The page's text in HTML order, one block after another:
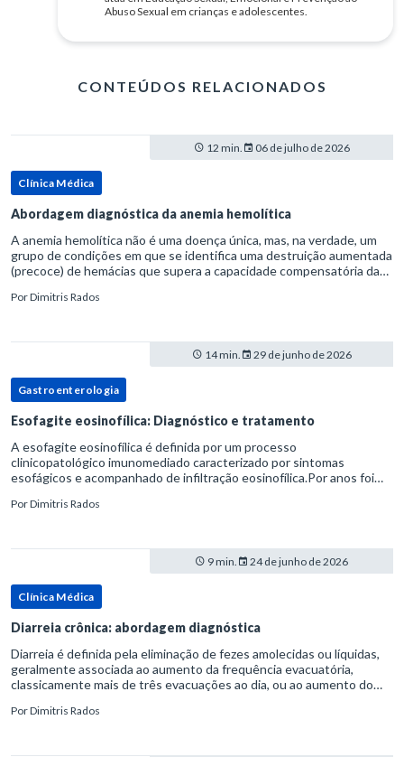
Abuso Sexual em crianças e adolescentes.
CONTEÚDOS RELACIONADOS
12 min. 06 de julho de 2026
Clínica Médica
Abordagem diagnóstica da anemia hemolítica
A anemia hemolítica não é uma doença única, mas, na verdade, um
grupo de condições em que se identifica uma destruição aumentada
(precoce) de hemácias que supera a capacidade compensatória da
PorDimitris Rados
14 min. 29 de junho de 2026
Gastroenterologia
Esofagite eosinofílica: Diagnóstico e tratamento
A esofagite eosinofílica é definida por um processo
clinicopatológico imunomediado caracterizado por sintomas
esofágicos e acompanhado de infiltração eosinofílica.Por anos foi
refluxo gastr
PorDimitris Rados
9 min. 24 de junho de 2026
Clínica Médica
Diarreia crônica: abordagem diagnóstica
Diarreia é definida pela eliminação de fezes amolecidas ou líquidas,
geralmente associada ao aumento da frequência evacuatória,
classicamente mais de três evacuações ao dia, ou ao aumento do
PorDimitris Rados